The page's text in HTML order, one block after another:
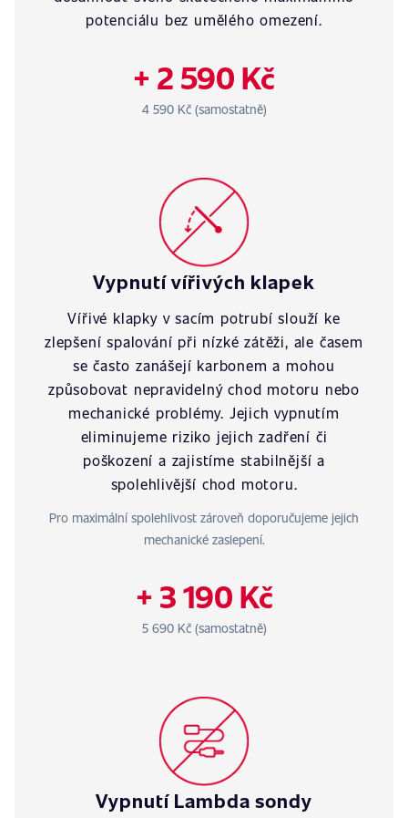
potenciálu bez umělého omezení.
+ 2 590 Kč
4 590 Kč (samostatně)
Vypnutí vířivých klapek
Vířivé klapky v sacím potrubí slouží ke
zlepšení spalování při nízké zátěži, ale časem
se často zanášejí karbonem a mohou
způsobovat nepravidelný chod motoru nebo
mechanické problémy. Jejich vypnutím
eliminujeme riziko jejich zadření či
poškození a zajistíme stabilnější a
spolehlivější chod motoru.
Pro maximální spolehlivost zároveň doporučujeme jejich
mechanické zaslepení.
+ 3 190 Kč
5 690 Kč (samostatně)
Vypnutí Lambda sondy